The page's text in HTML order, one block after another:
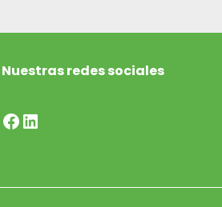
Nuestras redes sociales
Facebook
LinkedIn